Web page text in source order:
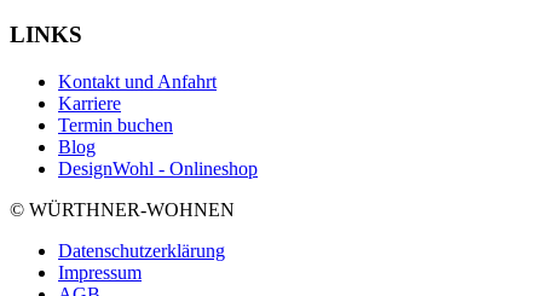
LINKS
Kontakt und Anfahrt
Karriere
Termin buchen
Blog
DesignWohl - Onlineshop
© WÜRTHNER-WOHNEN
Datenschutzerklärung
Impressum